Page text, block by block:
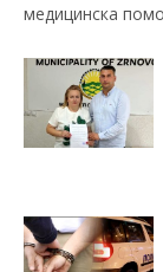
медицинска